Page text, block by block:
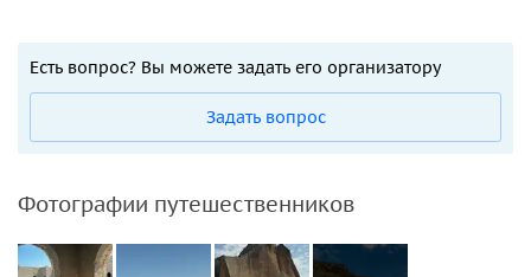
Есть вопрос? Вы можете задать его организатору
Задать вопрос
Фотографии путешественников